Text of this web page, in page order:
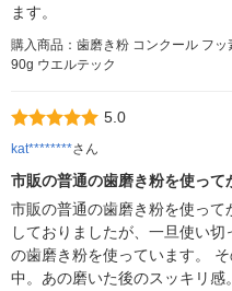
ます。
購入商品：歯磨き粉 コンクール フ
90g ウエルテック
5.0
kat********さん
市販の普通の歯磨き粉を使っ
市販の普通の歯磨き粉を使っ
しておりましたが、一旦使い
の歯磨き粉を使っています。
中。あの磨いた後のスッキリ